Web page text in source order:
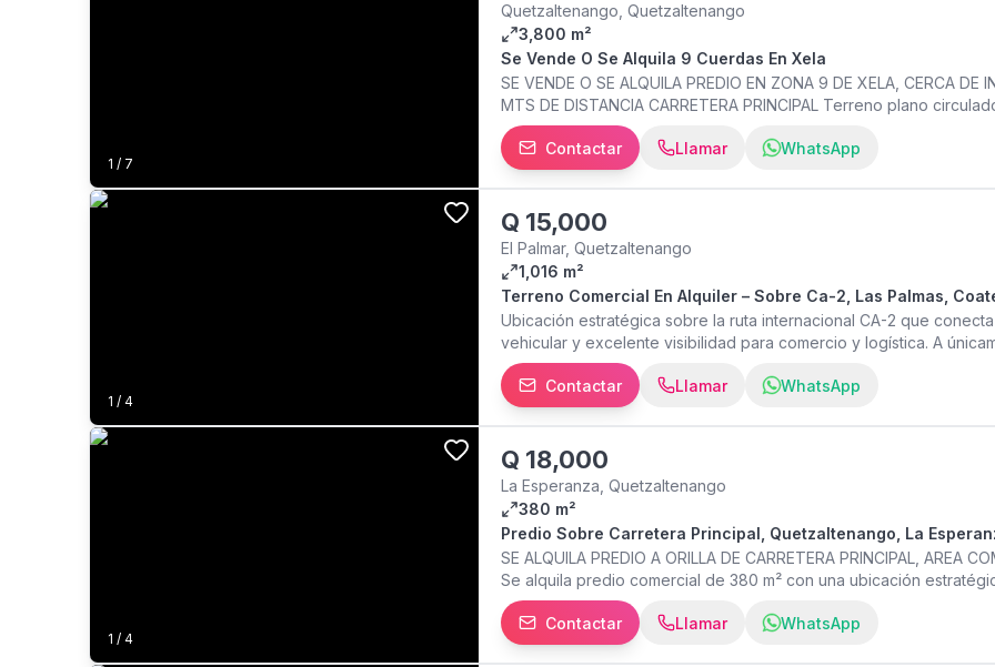
1 / 7
Quetzaltenango, Quetzaltenango
3,800 m²
Se Vende O Se Alquila 9 Cuerdas En Xela
SE VENDE O SE ALQUILA PREDIO EN ZONA 9 DE XELA, CERCA
MTS DE DISTANCIA CARRETERA PRINCIPAL Terreno plano
Ideal para proyecto de Apartamentos, área deportiva, desarrollo
MAS INFORMACION, LLAMAR O ESCRIBIR EN WHATSAPP AL
#propiedadesenxela #propiedades #terrenos #terrenosenxela
#terrenosenventaenquetzaltenango
Contactar Llamar WhatsApp
1 / 4
Q 15,000
El Palmar, Quetzaltenango
1,016 m²
Terreno Comercial En Alquiler – Sobre Ca-2, Las Palmas,
Ubicación estratégica sobre la ruta internacional CA-2 que
vehicular y excelente visibilidad para comercio y logística. A
Las Palmas. Ubicación exacta: Aldea Las Palmas, Zona 0 Sector
Carretera Centro América CA-2. EXCELENTE OPORTUNIDAD
Franquicias y comercios Agroservicios Ferreterías Gasolinera
sobre carretera principal - Fondo de 38.90 metros - Topografía
circulación en doble vía - Servicios básicos instalados (agua,
en crecimiento - Papelería y documentación en orden
estratégica - Ideal para vehículos pesados y operaciones
urbano Valor de renta: Q15,000 mensuales. Valor de venta: 3
privado a WhatsApp:
Contactar Llamar WhatsApp
1 / 4
Q 18,000
La Esperanza, Quetzaltenango
380 m²
Predio Sobre Carretera Principal, Quetzaltenango, La
SE ALQUILA PREDIO A ORILLA DE CARRETERA PRINCIPAL, AREA
Se alquila predio comercial de 380 m² con una ubicación
municipio de La Esperanza. Con 18 metros de frente, tu negocio
clientes. - Doble acceso (sobre carretera y calle publico) En el
con Luz, Agua y drenaje etc Totalmente comercial. - Este predio
Contactar Llamar WhatsApp